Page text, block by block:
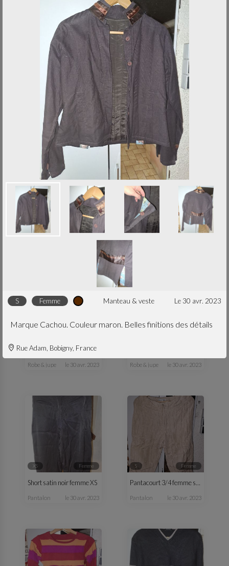
S femme manteau & veste le 30 avr. 2023
Marque Cachou. Couleur maron. Belles finitions des détails
Rue Adam, Bobigny, France
professionnel
Tablier noir Freixenet
le 30 avr. 2023
femme
le 30 avr. 2023
S femme
Petite robe noire
robe & jupe le 30 avr. 2023
S femme
Short jean marque Cachou S
pantalon le 30 avr. 2023
Jupe rose
robe & jupe le 30 avr. 2023 robe & jupe le 30 avr. 2023
XS femme
Short satin noir femme XS
pantalon le 30 avr. 2023
S femme
Pantacourt 3/4 femme satin beige été
pantalon le 30 avr. 2023